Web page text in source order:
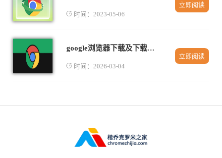
时间：2023-05-06
立即阅读
google浏览器下载及下载完成自动整理
时间：2026-03-04
立即阅读